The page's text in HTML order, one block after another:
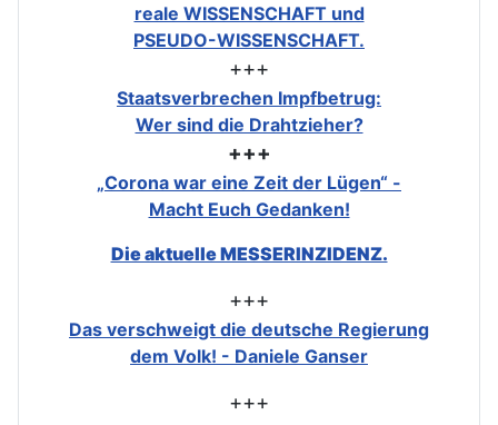
reale WISSENSCHAFT und
PSEUDO-WISSENSCHAFT.
+++
Staatsverbrechen Impfbetrug:
Wer sind die Drahtzieher?
+++
„Corona war eine Zeit der Lügen“ -
Macht Euch Gedanken!
Die aktuelle MESSERINZIDENZ.
+++
Das verschweigt die deutsche Regierung
dem Volk! - Daniele Ganser
+++